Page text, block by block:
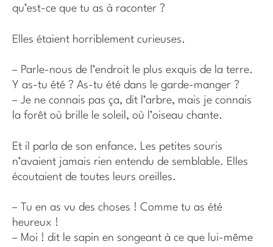
qu’est-ce que tu as à raconter ?
Elles étaient horriblement curieuses.
– Parle-nous de l’endroit le plus exquis de la terre.
Y as-tu été ? As-tu été dans le garde-manger ?
– Je ne connais pas ça, dit l’arbre, mais je connais
la forêt où brille le soleil, où l’oiseau chante.
Et il parla de son enfance. Les petites souris
n’avaient jamais rien entendu de semblable. Elles
écoutaient de toutes leurs oreilles.
– Tu en as vu des choses ! Comme tu as été
heureux !
– Moi ! dit le sapin en songeant à ce que lui-même